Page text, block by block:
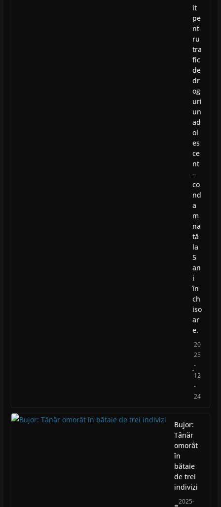
it
pe
nt
ru
tra
fic
de
dr
og
uri
un
ad
ol
es
ce
nt
–
co
nd
a
m
na
tă
la
5
an
i
în
ch
iso
ar
e.
20
25
-
12
-
24
Bujor:
Tânăr
omorât
în
bătaie
de trei
indivizi
2025-